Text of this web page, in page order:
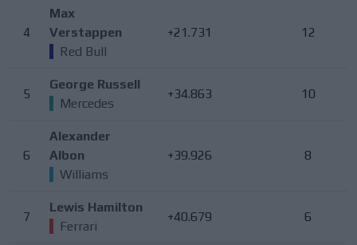
4
Max
Verstappen
Red Bull
+21.731 12
5
George Russell
Mercedes
+34.863 10
6
Alexander
Albon
Williams
+39.926 8
7
Lewis Hamilton
Ferrari
+40.679 6